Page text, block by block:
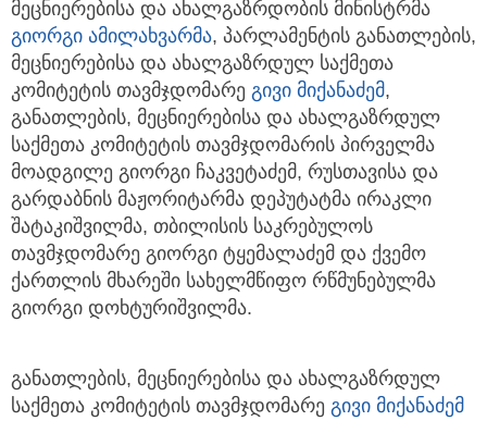
მეცნიერებისა და ახალგაზრდობის მინისტრმა
გიორგი ამილახვარმა, პარლამენტის განათლების,
მეცნიერებისა და ახალგაზრდულ საქმეთა
კომიტეტის თავმჯდომარე გივი მიქანაძემ,
განათლების, მეცნიერებისა და ახალგაზრდულ
საქმეთა კომიტეტის თავმჯდომარის პირველმა
მოადგილე გიორგი ჩაკვეტაძემ, რუსთავისა და
გარდაბნის მაჟორიტარმა დეპუტატმა ირაკლი
შატაკიშვილმა, თბილისის საკრებულოს
თავმჯდომარე გიორგი ტყემალაძემ და ქვემო
ქართლის მხარეში სახელმწიფო რწმუნებულმა
გიორგი დოხტურიშვილმა.
განათლების, მეცნიერებისა და ახალგაზრდულ
საქმეთა კომიტეტის თავმჯდომარე გივი მიქანაძემ